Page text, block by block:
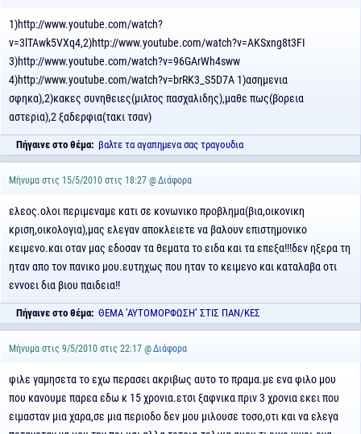
1)http://www.youtube.com/watch?
v=3lTAwk5VXq4,2)http://www.youtube.com/watch?v=AKSxng8t3FI
3)http://www.youtube.com/watch?v=96GArWh4sww
4)http://www.youtube.com/watch?v=brRK3_S5D7A 1)ασημενια
σφηκα),2)κακες συνηθειες(μιλτος πασχαλιδης),μαθε πως(βορεια
αστερια),2 ξαδερφια(τακι τσαν)
Πήγαινε στο θέμα: βαλτε τα αγαπημενα σας τραγουδια
Μήνυμα στις 15/5/2010 στις 18:27 @Διάφορα
ελεος.ολοι περιμεναμε κατι σε κονωνικο προβλημα(βια,οικονικη
κριση,οικολογια),μας ελεγαν αποκλειετε να βαλουν επιστημονικο
κειμενο.και οταν μας εδοσαν τα θεματα το ειδα και τα επεξα!!!δεν ηξερα τη
ηταν απο τον πανικο μου.ευτηχως που ηταν το κειμενο και καταλαβα οτι
εννοει δια βιου παιδεια!!
Πήγαινε στο θέμα: ΘΕΜΑ ’ΑΥΤΟΜΟΡΦΩΣΗ’ ΣΤΙΣ ΠΑΝ/ΚΕΣ
Μήνυμα στις 9/5/2010 στις 22:17 @Διάφορα
φιλε γαμησετα το εχω περασει ακριβως αυτο το πραμα.με ενα φιλο μου
που κανουμε παρεα εδω κ 15 χρονια.ετσι ξαφνικα πριν 3 χρονια εκει που
ειμασταν μια χαρα,σε μια περιοδο δεν μου μιλουσε τοσο,οτι και να ελεγα